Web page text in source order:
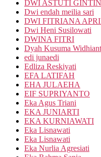
DWI ASTUTI
Dwi endah meilia sari
DWI FITRIANA
Dwi Heni Susilowati
DWINA FITRI
Dyah Kusuma
edi junaedi
Edliza Reskiyati
EFA LATIFAH
EHA JULAEHA
EIF SUPRIYANTO
Eka Agus Triani
EKA JUNIARTI
EKA KURNIAWATI
Eka Lisnawati
Eka Lisnawati
Eka Nurlia Agresiati